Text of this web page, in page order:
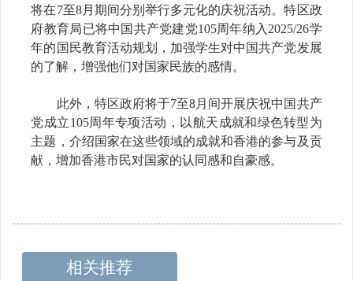
将在7至8月期间分别举行多元化的庆祝活动。特区政
府教育局已将中国共产党建党105周年纳入2025/26学
年的国民教育活动规划，加强学生对中国共产党发展
的了解，增强他们对国家民族的感情。
此外，特区政府将于7至8月间开展庆祝中国共产
党成立105周年专项活动，以航天成就和绿色转型为
主题，介绍国家在这些领域的成就和香港的参与及贡
献，增加香港市民对国家的认同感和自豪感。
相关推荐